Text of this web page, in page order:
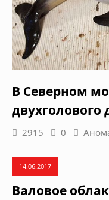
В Северном
2915 0
14.06.2017
Валовое